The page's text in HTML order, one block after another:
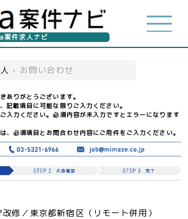
案件求人ナビ
› お問い合わせ
ありがとうございます。
記載項目に可能な限りご入力ください。
入力ください。必須内容が未入力ですとエラーになります
、必須項目とお問合わせ内容にご用件をご入力ください。
修／東京都新宿区（リモート併用）